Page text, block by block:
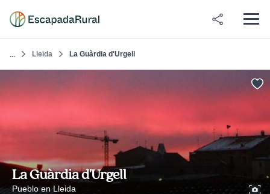
... Lleida La Guàrdia d'Urgell
La Guàrdia d'Urgell
Pueblo en Lleida